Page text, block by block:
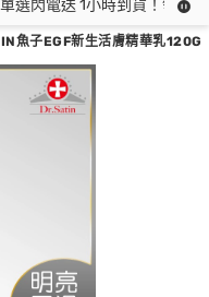
選閃電送 1小時到貨！領神
魚子EGF新生活膚精華乳120G